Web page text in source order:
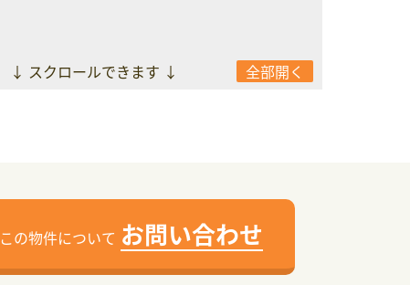
↓ スクロールできます ↓ 全部開く
この物件について お問い合わせ